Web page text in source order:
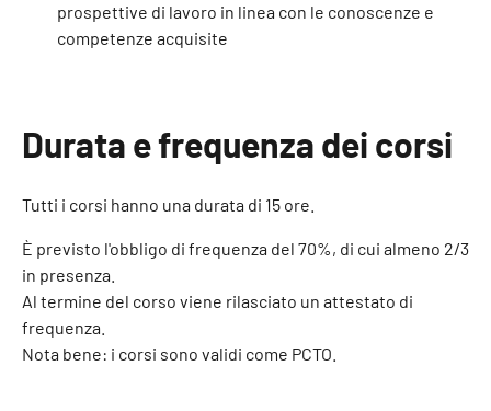
prospettive di lavoro in linea con le conoscenze e
competenze acquisite
Durata e frequenza dei corsi
Tutti i corsi hanno una durata di 15 ore.
È previsto l'obbligo di frequenza del 70%, di cui almeno 2/3
in presenza.
Al termine del corso viene rilasciato un attestato di
frequenza.
Nota bene: i corsi sono validi come PCTO.